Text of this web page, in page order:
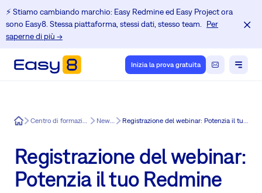
⚡️ Stiamo cambiando marchio: Easy Redmine ed Easy Project ora
sono Easy8. Stessa piattaforma, stessi dati, stesso team.
Per
saperne di più →
Inizia la prova gratuita
Easy8 Centro di formazione per gli utenti di Redmine News in Easy8 Registrazione del webinar: Potenzia il tuo Redmine con il Triangolo di Gestione del Progetto (Russo)
Registrazione del webinar:
Potenzia il tuo Redmine